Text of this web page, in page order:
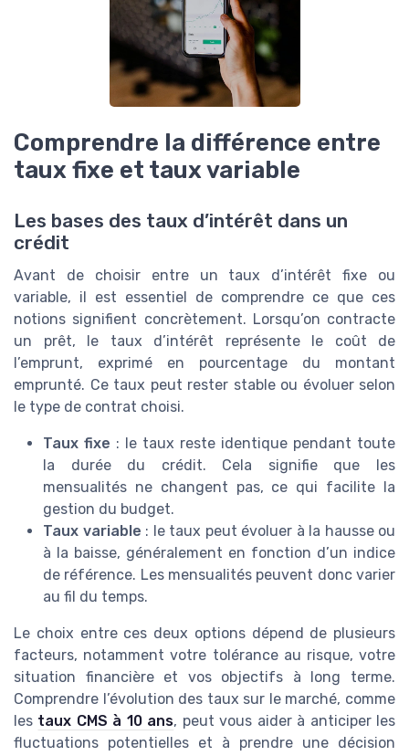
Comprendre la différence entre
taux fixe et taux variable
Les bases des taux d’intérêt dans un
crédit
Avant de choisir entre un taux d’intérêt fixe ou
variable, il est essentiel de comprendre ce que ces
notions signifient concrètement. Lorsqu’on contracte
un prêt, le taux d’intérêt représente le coût de
l’emprunt, exprimé en pourcentage du montant
emprunté. Ce taux peut rester stable ou évoluer selon
le type de contrat choisi.
Taux fixe : le taux reste identique pendant toute
la durée du crédit. Cela signifie que les
mensualités ne changent pas, ce qui facilite la
gestion du budget.
Taux variable : le taux peut évoluer à la hausse ou
à la baisse, généralement en fonction d’un indice
de référence. Les mensualités peuvent donc varier
au fil du temps.
Le choix entre ces deux options dépend de plusieurs
facteurs, notamment votre tolérance au risque, votre
situation financière et vos objectifs à long terme.
Comprendre l’évolution des taux sur le marché, comme
les taux CMS à 10 ans, peut vous aider à anticiper les
fluctuations potentielles et à prendre une décision